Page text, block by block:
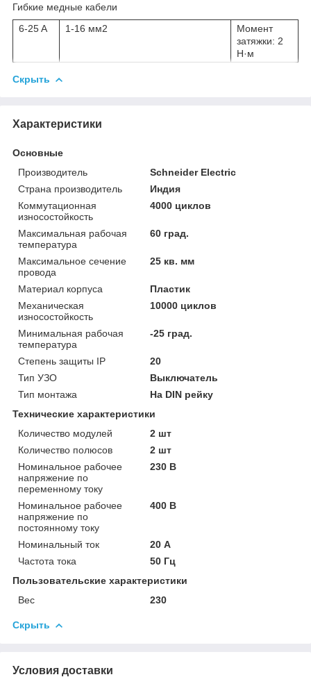
Гибкие медные кабели
6-25 A
1-16 мм2
Момент
затяжки: 2
Н·м
Скрыть
Характеристики
Основные
Производитель
Schneider Electric
Страна производитель
Индия
Коммутационная
износостойкость
4000 циклов
Максимальная рабочая
температура
60 град.
Максимальное сечение
провода
25 кв. мм
Материал корпуса
Пластик
Механическая
износостойкость
10000 циклов
Минимальная рабочая
температура
-25 град.
Степень защиты IP
20
Тип УЗО
Выключатель
Тип монтажа
На DIN рейку
Технические характеристики
Количество модулей
2 шт
Количество полюсов
2 шт
Номинальное рабочее
напряжение по
переменному току
230 В
Номинальное рабочее
напряжение по
постоянному току
400 В
Номинальный ток
20 А
Частота тока
50 Гц
Пользовательские характеристики
Вес
230
Скрыть
Условия доставки